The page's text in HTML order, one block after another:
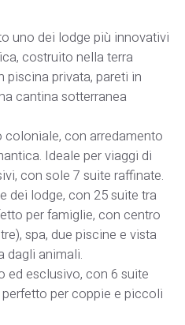
uno dei lodge più innovativi
costruito nella terra
piscina privata, pareti in
cantina sotterranea
coloniale, con arredamento
Ideale per viaggi di
con sole 7 suite raffinate.
dei lodge, con 25 suite tra
per famiglie, con centro
spa, due piscine e vista
dagli animali.
ed esclusivo, con 6 suite
per coppie e piccoli